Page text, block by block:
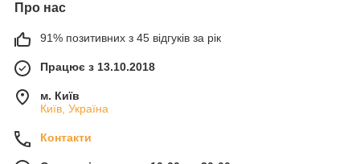
Про нас
91% позитивних з 45 відгуків за рік
Працює з 13.10.2018
м. Київ
Київ, Україна
Контакти